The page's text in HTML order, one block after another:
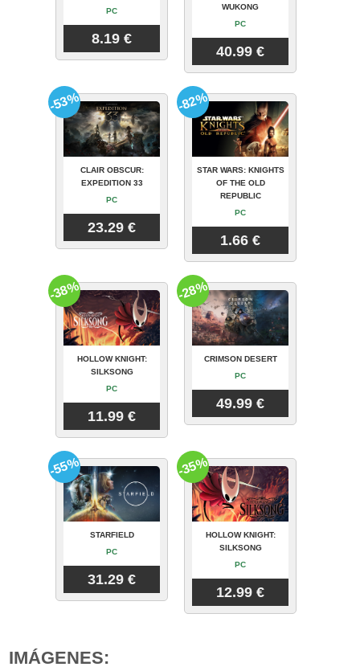
PC
8.19 €
WUKONG
PC
40.99 €
CLAIR OBSCUR:
EXPEDITION 33
PC
23.29 €
-53%
STAR WARS: KNIGHTS
OF THE OLD
REPUBLIC
PC
1.66 €
-82%
HOLLOW KNIGHT:
SILKSONG
PC
11.99 €
-38%
CRIMSON DESERT
PC
49.99 €
-28%
STARFIELD
PC
31.29 €
-55%
HOLLOW KNIGHT:
SILKSONG
PC
12.99 €
-35%
IMÁGENES: